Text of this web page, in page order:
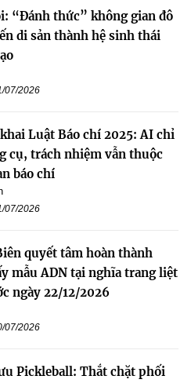
“Đánh thức” không gian đô
di sản thành hệ sinh thái
07/2026
Luật Báo chí 2025: AI chỉ
cụ, trách nhiệm vẫn thuộc
báo chí
07/2026
quyết tâm hoàn thành
mẫu ADN tại nghĩa trang liệt
ngày 22/12/2026
07/2026
Pickleball: Thắt chặt phối